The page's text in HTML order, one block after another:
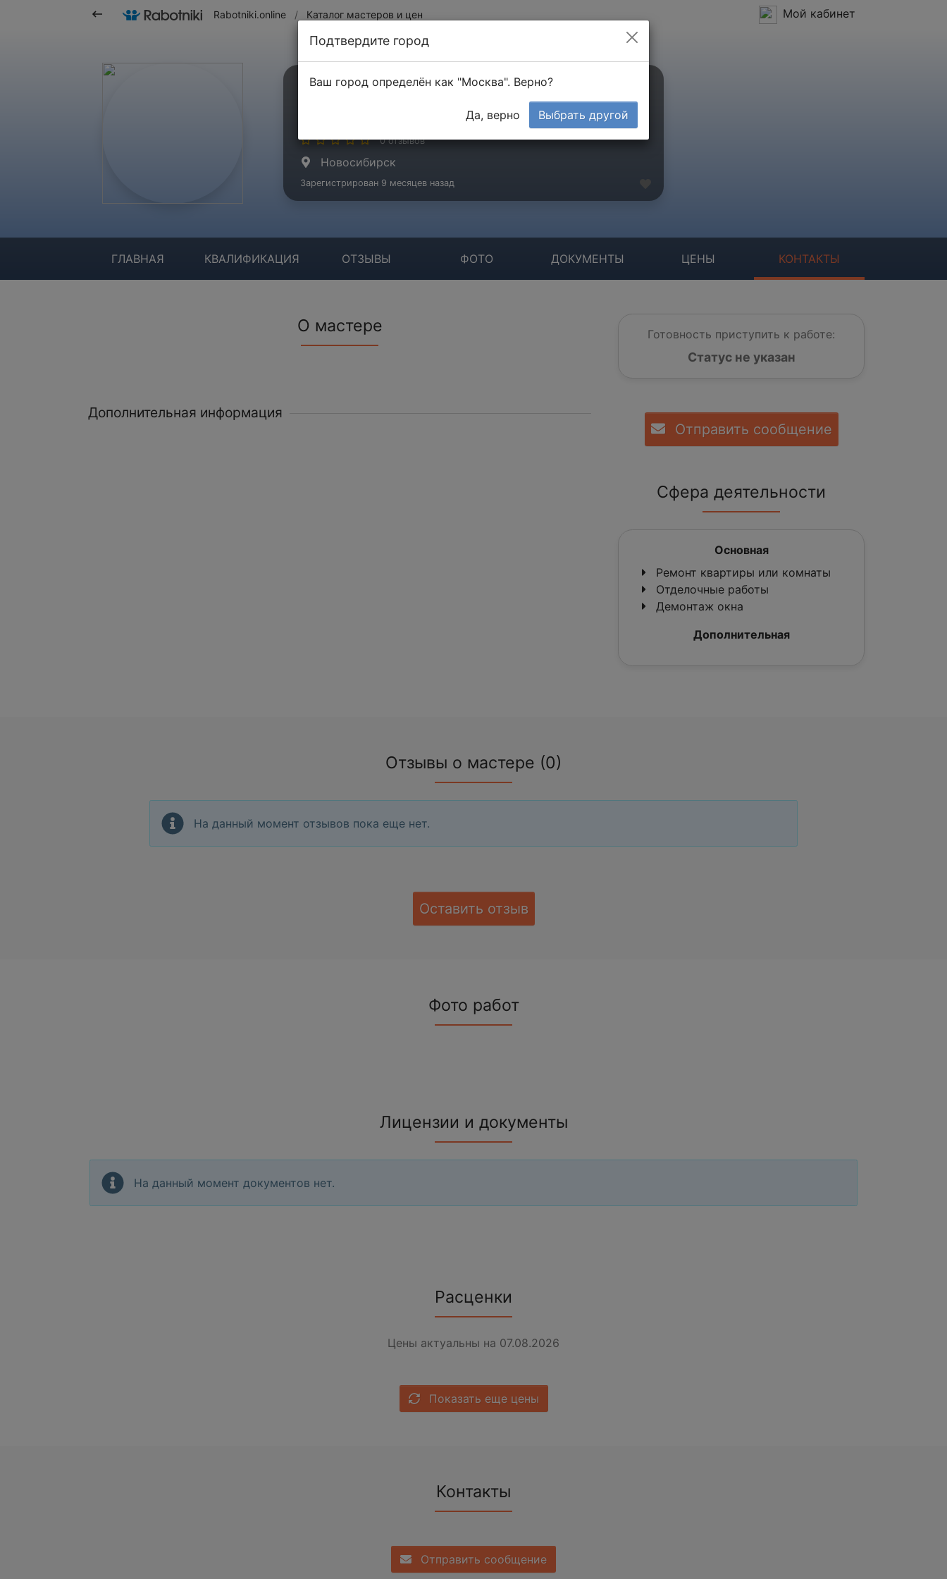
Rabotniki.online / Каталог мастеров и цен Мой кабинет
Алексеевич Марк
0 отзывов
Новосибирск
Зарегистрирован 9 месяцев назад
ГЛАВНАЯ КВАЛИФИКАЦИЯ ОТЗЫВЫ ФОТО ДОКУМЕНТЫ ЦЕНЫ КОНТАКТЫ
О мастере
Дополнительная информация
Готовность приступить к работе:
Статус не указан
Отправить сообщение
Сфера деятельности
Основная
Ремонт квартиры или комнаты
Отделочные работы
Демонтаж окна
Дополнительная
Отзывы о мастере (0)
На данный момент отзывов пока еще нет.
Оставить отзыв
Фото работ
Лицензии и документы
На данный момент документов нет.
Расценки
Цены актуальны на 07.08.2026
Показать еще цены
Контакты
Отправить сообщение
Подтвердите город
Ваш город определён как "Москва". Верно?
Да, верно Выбрать другой